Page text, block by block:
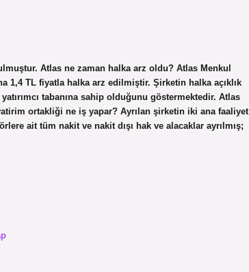
Atlas ne zaman halka arz oldu? Atlas Menkul
1,4 TL fiyatla halka arz edilmiştir. Şirketin halka açıklık
tabanına sahip olduğunu göstermektedir. Atlas
ortakliği ne iş yapar? Ayrılan şirketin iki ana faaliyet
ait tüm nakit ve nakit dışı hak ve alacaklar ayrılmış;